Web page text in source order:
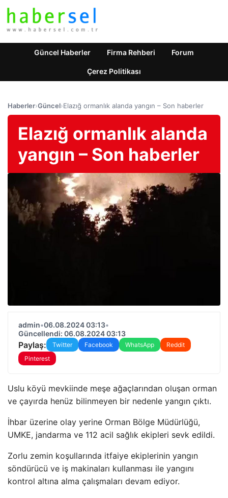
Güncel Haberler Firma Rehberi Forum
Çerez Politikası
Haberler›Güncel›Elazığ ormanlık alanda yangın – Son haberler
Elazığ ormanlık alanda
yangın – Son haberler
admin•06.08.2024 03:13•
Güncellendi: 06.08.2024 03:13
Paylaş: Twitter Facebook WhatsApp
Reddit
Pinterest
Uslu köyü mevkiinde meşe ağaçlarından oluşan orman
ve çayırda henüz bilinmeyen bir nedenle yangın çıktı.
İhbar üzerine olay yerine Orman Bölge Müdürlüğü,
UMKE, jandarma ve 112 acil sağlık ekipleri sevk edildi.
Zorlu zemin koşullarında itfaiye ekiplerinin yangın
söndürücü ve iş makinaları kullanması ile yangını
kontrol altına alma çalışmaları devam ediyor.